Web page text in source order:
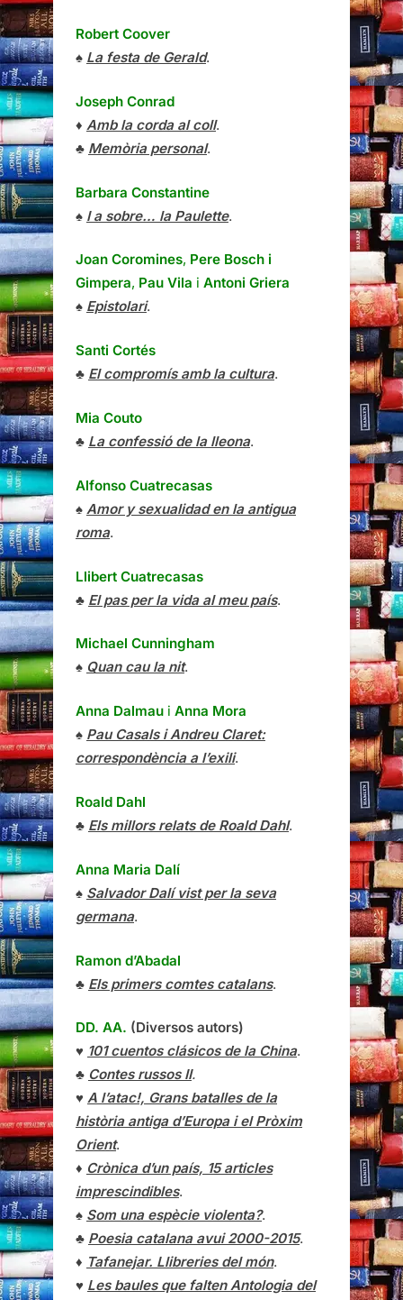
Robert Coover
♠ La festa de Gerald.
Joseph Conrad
♦ Amb la corda al coll.
♣ Memòria personal.
Barbara Constantine
♠ I a sobre… la Paulette.
Joan Coromines, Pere Bosch i
Gimpera, Pau Vila i Antoni Griera
♠ Epistolari.
Santi Cortés
♣ El compromís amb la cultura.
Mia Couto
♣ La confessió de la lleona.
Alfonso Cuatrecasas
♠ Amor y sexualidad en la antigua
roma.
Llibert Cuatrecasas
♣ El pas per la vida al meu país.
Michael Cunningham
♠ Quan cau la nit.
Anna Dalmau i Anna Mora
♠ Pau Casals i Andreu Claret:
correspondència a l’exili.
Roald Dahl
♣ Els millors relats de Roald Dahl.
Anna Maria Dalí
♠ Salvador Dalí vist per la seva
germana.
Ramon d’Abadal
♣ Els primers comtes catalans.
DD. AA. (Diversos autors)
♥ 101 cuentos clásicos de la China.
♣ Contes russos II.
♥ A l’atac!, Grans batalles de la
història antiga d’Europa i el Pròxim
Orient.
♦ Crònica d’un país, 15 articles
imprescindibles.
♠ Som una espècie violenta?.
♣ Poesia catalana avui 2000-2015.
♦ Tafanejar. Llibreries del món.
♥ Les baules que falten Antologia del